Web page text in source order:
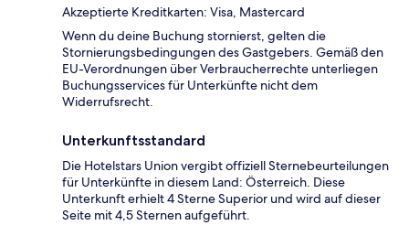
Akzeptierte Kreditkarten: Visa, Mastercard
Wenn du deine Buchung stornierst, gelten die
Stornierungsbedingungen des Gastgebers. Gemäß den
EU-Verordnungen über Verbraucherrechte unterliegen
Buchungsservices für Unterkünfte nicht dem
Widerrufsrecht.
Unterkunftsstandard
Die Hotelstars Union vergibt offiziell Sternebeurteilungen
für Unterkünfte in diesem Land: Österreich. Diese
Unterkunft erhielt 4 Sterne Superior und wird auf dieser
Seite mit 4,5 Sternen aufgeführt.